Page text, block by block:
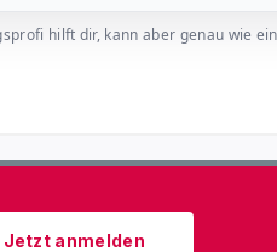
hilft dir, kann aber genau wie
Jetzt anmelden